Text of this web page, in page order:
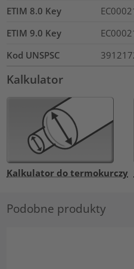
ETIM 8.0 Key
ETIM 9.0 Key
Kod UNSPSC
Kalkulator
Kalkulator do termokurczy
Podobne produkty